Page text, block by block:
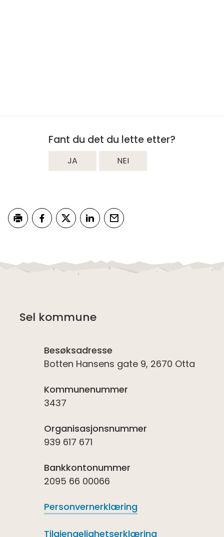
Fant du det du lette etter?
JA NEI
Sel kommune
Besøksadresse
Botten Hansens gate 9, 2670 Otta
Kommunenummer
3437
Organisasjonsnummer
939 617 671
Bankkontonummer
2095 66 00066
Personvernerklæring
Tilgjengelighetserklæring